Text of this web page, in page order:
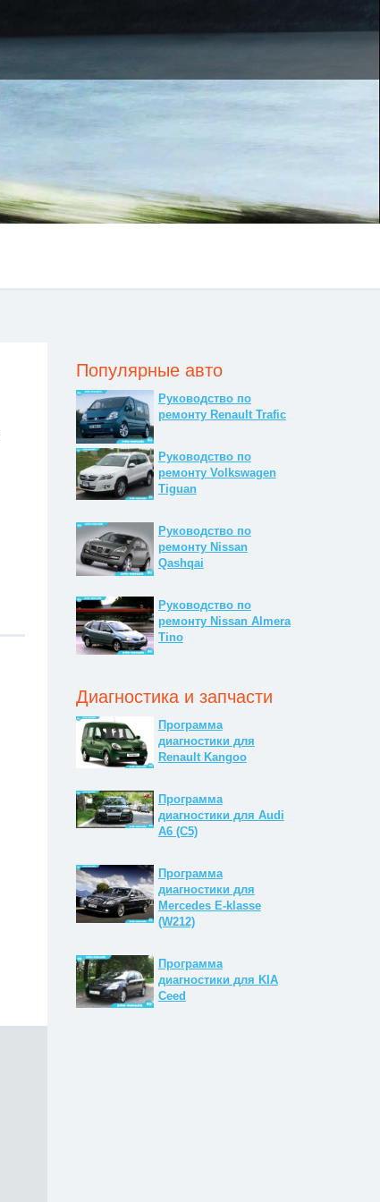
Популярные авто
Руководство по
ремонту Renault Trafic
Руководство по
ремонту Volkswagen
Tiguan
Руководство по
ремонту Nissan
Qashqai
Руководство по
ремонту Nissan Almera
Tino
Диагностика и запчасти
Программа
диагностики для
Renault Kangoo
Программа
диагностики для Audi
A6 (C5)
Программа
диагностики для
Mercedes E-klasse
(W212)
Программа
диагностики для KIA
Ceed